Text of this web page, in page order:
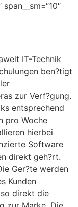
IT-Technik
ben?tigt
zur Verf?gung.
entsprechend
pro Woche
hierbei
Software
direkt geh?rt.
Ger?te werden
Kunden
direkt die